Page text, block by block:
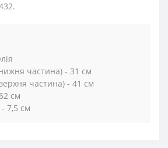
частина) - 31 см
частина) - 41 см
см
- 7,5 см